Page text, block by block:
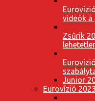
videók a
Zsűrik
Junior
Eurovízió 2023